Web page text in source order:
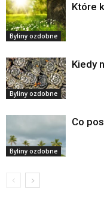
Byliny ozdobne
Które
Byliny ozdobne
Kiedy
Byliny ozdobne
Co